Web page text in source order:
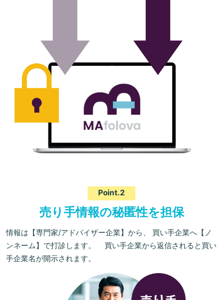
Point.2
売り手情報の秘匿性を担保
情報は【専門家/アドバイザー企業】から、 買い手企業へ【ノ
ンネーム】で打診します。 買い手企業から返信されると買い
手企業名が開示されます。